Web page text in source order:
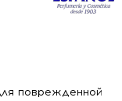
поврежденной